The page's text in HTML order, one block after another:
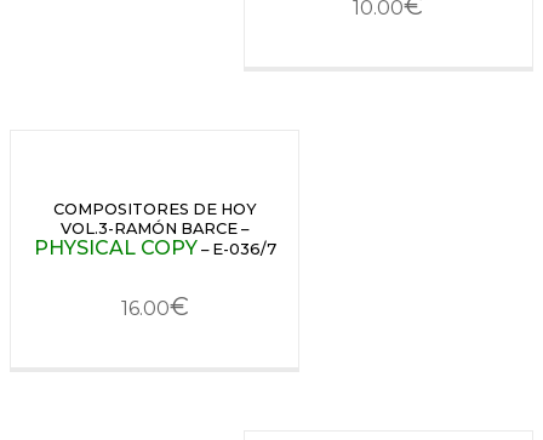
10.00€
COMPOSITORES DE HOY
VOL.3-RAMÓN BARCE –
PHYSICAL COPY– E-036/7
16.00€